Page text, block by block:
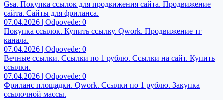
Gsa. Покупка ссылок для продвижения сайта. Продвижение
сайта. Сайты для фриланса.
07.04.2026 | Odpovede: 0
Покупка ссылок. Купить ссылку. Qwork. Продвижение тг
канала.
07.04.2026 | Odpovede: 0
Вечные ссылки. Ссылки по 1 рублю. Ссылки на сайт. Купить
ссылки.
07.04.2026 | Odpovede: 0
Фриланс площадки. Qwork. Ссылки по 1 рублю. Закупка
ссылочной массы.